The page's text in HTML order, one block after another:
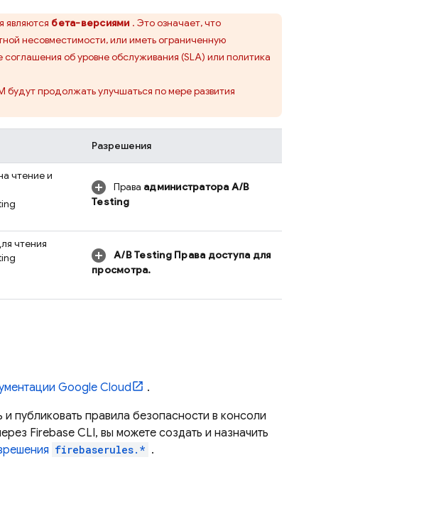
являются бета-версиями . Это означает, что
несовместимости, или иметь ограниченную
об уровне обслуживания (SLA) или политика
продолжать улучшаться по мере развития
Разрешения
чтение и
Права администратора A/B
Testing
чтения
A/B TestingПрава доступа для
просмотра.
Google Cloud
.
публиковать правила безопасности в консоли
Firebase CLI, вы можете создать и назначить
firebaserules.* .